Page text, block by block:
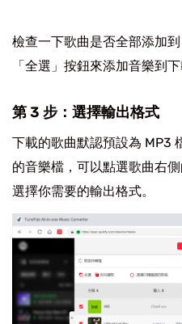
檢查一下歌曲是否全部添加
「全選」按鈕來添加音樂到下
第 3 步：選擇輸出格式
下載的歌曲默認預設為 MP3
的音樂檔，可以點選歌曲右
選擇你需要的輸出格式。